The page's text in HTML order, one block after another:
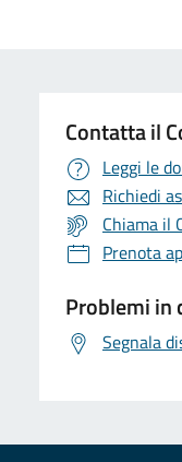
Contatta il
Leggi le
Richiedi
Chiama il
Prenota
Problemi in
Segnala